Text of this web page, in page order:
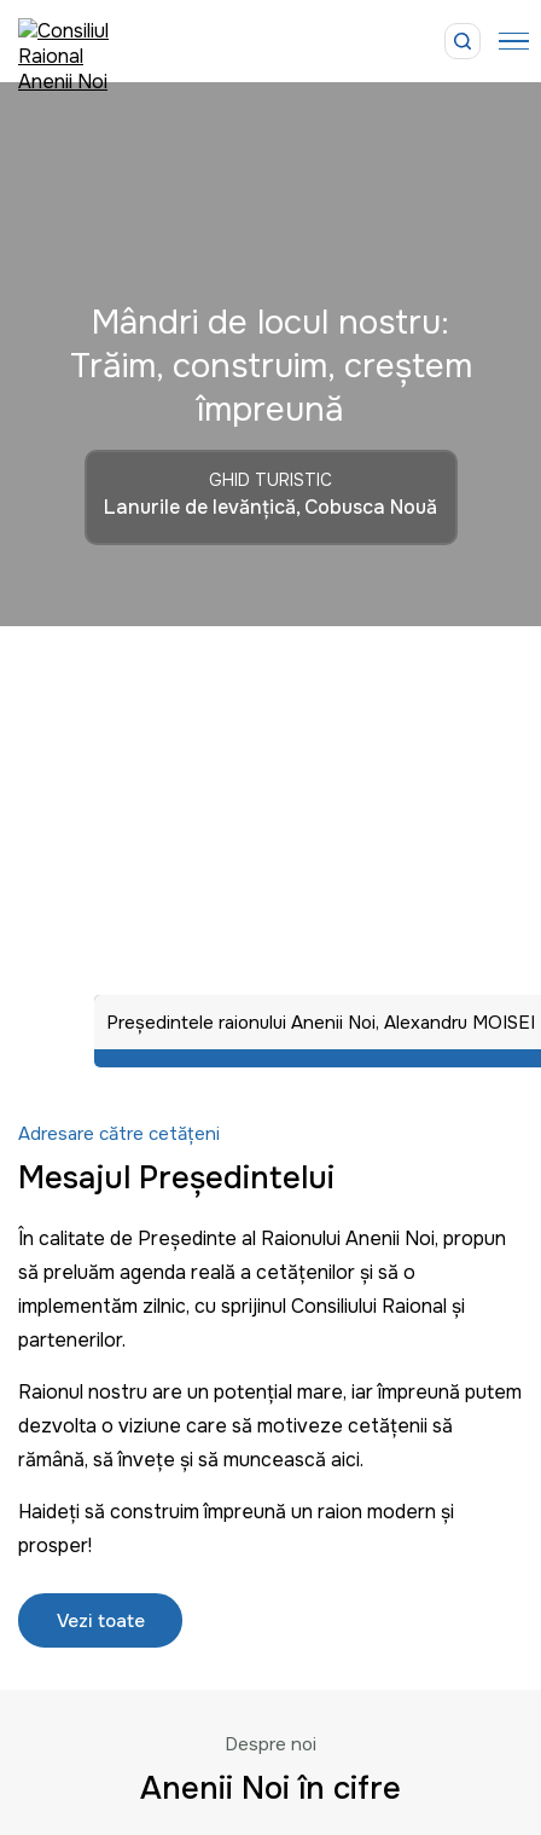
Mândri de locul nostru:
Trăim, construim, creștem
împreună
GHID TURISTIC
Lanurile de levănțică, Cobusca Nouă
Adresare către cetățeni
Mesajul Președintelui
În calitate de Președinte al Raionului Anenii Noi, propun
să preluăm agenda reală a cetățenilor și să o
implementăm zilnic, cu sprijinul Consiliului Raional și
partenerilor.
Raionul nostru are un potențial mare, iar împreună putem
dezvolta o viziune care să motiveze cetățenii să
rămână, să învețe și să muncească aici.
Haideți să construim împreună un raion modern și
prosper!
Vezi toate
Preşedintele raionului Anenii Noi, Alexandru MOISEI
Despre noi
Anenii Noi în cifre